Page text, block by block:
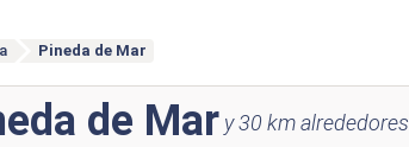
Pineda de Mar
de Mar y30 km alrededores